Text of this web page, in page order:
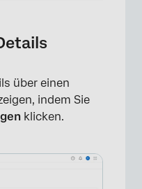
über einen
indem Sie
klicken.